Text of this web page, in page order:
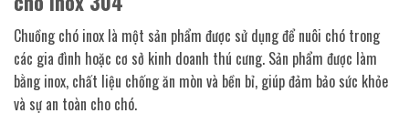
Chuồng chó inox là một sản phẩm được sử dụng để nuôi chó trong
các gia đình hoặc cơ sở kinh doanh thú cưng. Sản phẩm được làm
bằng inox, chất liệu chống ăn mòn và bền bỉ, giúp đảm bảo sức khỏe
và sự an toàn cho chó.